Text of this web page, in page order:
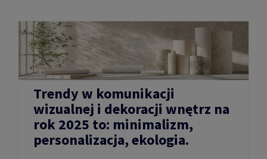
Trendy w komunikacji
wizualnej i dekoracji wnętrz na
rok 2025 to: minimalizm,
personalizacja, ekologia.